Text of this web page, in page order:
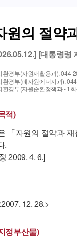
원의 절약
[대통령령
환경부(자원재활용과), 044-
환경부(폐자원에너지과),
환경부(자원순환정책과 - 1
적)
「자원의 절약과
.
2009. 4. 6.]
12. 28.>
정부산물)